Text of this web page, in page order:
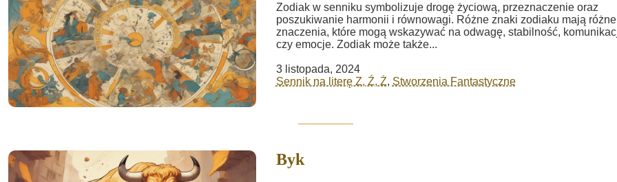
Zodiak w senniku symbolizuje drogę życiową, przeznaczenie oraz
poszukiwanie harmonii i równowagi. Różne znaki zodiaku mają różne
znaczenia, które mogą wskazywać na odwagę, stabilność,
czy emocje. Zodiak może także...
3 listopada, 2024
Sennik na literę Z, Ź, Ż, Stworzenia Fantastyczne
Byk